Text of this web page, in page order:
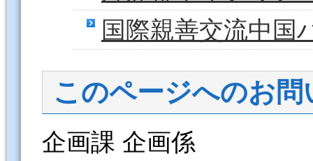
国際親善交流中国
このページへのお問
企画課 企画係